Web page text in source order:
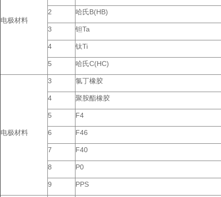
电极材料
2 哈氏B(HB)
3 钽Ta
4 钛Ti
5 哈氏C(HC)
电极材料
3 氯丁橡胶
4 聚胺酯橡胶
5 F4
6 F46
7 F40
8 P0
9 PPS